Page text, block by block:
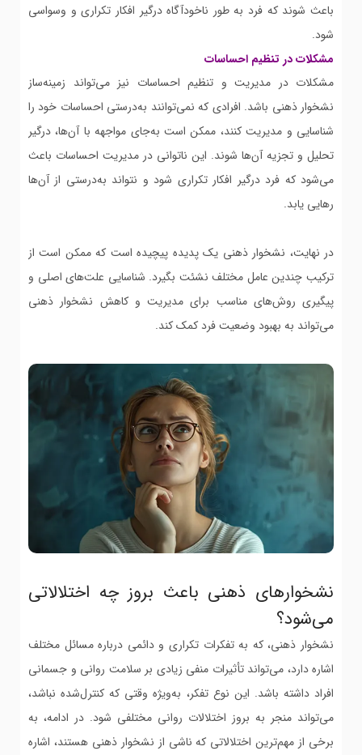
باعث شوند که فرد به طور ناخودآگاه درگیر افکار تکراری و وسواسی
شود.
مشکلات در تنظیم احساسات
مشکلات در مدیریت و تنظیم احساسات نیز می‌تواند زمینه‌ساز
نشخوار ذهنی باشد. افرادی که نمی‌توانند به‌درستی احساسات خود را
شناسایی و مدیریت کنند، ممکن است به‌جای مواجهه با آن‌ها، درگیر
تحلیل و تجزیه آن‌ها شوند. این ناتوانی در مدیریت احساسات باعث
می‌شود که فرد درگیر افکار تکراری شود و نتواند به‌درستی از آن‌ها
رهایی یابد.
در نهایت، نشخوار ذهنی یک پدیده پیچیده است که ممکن است از
ترکیب چندین عامل مختلف نشئت بگیرد. شناسایی علت‌های اصلی و
پیگیری روش‌های مناسب برای مدیریت و کاهش نشخوار ذهنی
می‌تواند به بهبود وضعیت فرد کمک کند.
نشخوارهای ذهنی باعث بروز چه اختلالاتی
می‌شود؟
نشخوار ذهنی، که به تفکرات تکراری و دائمی درباره مسائل مختلف
اشاره دارد، می‌تواند تأثیرات منفی زیادی بر سلامت روانی و جسمانی
افراد داشته باشد. این نوع تفکر، به‌ویژه وقتی که کنترل‌شده نباشد،
می‌تواند منجر به بروز اختلالات روانی مختلفی شود. در ادامه، به
برخی از مهم‌ترین اختلالاتی که ناشی از نشخوار ذهنی هستند، اشاره